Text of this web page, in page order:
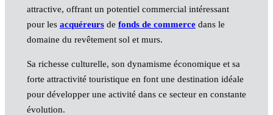
attractive, offrant un potentiel commercial intéressant
pour les acquéreursde fonds de commercedans le
domaine du revêtement sol et murs.
Sa richesse culturelle, son dynamisme économique et sa
forte attractivité touristique en font une destination idéale
pour développer une activité dans ce secteur en constante
évolution.